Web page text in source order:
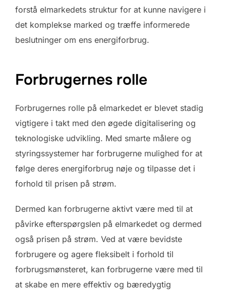
forstå elmarkedets struktur for at kunne navigere i
det komplekse marked og træffe informerede
beslutninger om ens energiforbrug.
Forbrugernes rolle
Forbrugernes rolle på elmarkedet er blevet stadig
vigtigere i takt med den øgede digitalisering og
teknologiske udvikling. Med smarte målere og
styringssystemer har forbrugerne mulighed for at
følge deres energiforbrug nøje og tilpasse det i
forhold til prisen på strøm.
Dermed kan forbrugerne aktivt være med til at
påvirke efterspørgslen på elmarkedet og dermed
også prisen på strøm. Ved at være bevidste
forbrugere og agere fleksibelt i forhold til
forbrugsmønsteret, kan forbrugerne være med til
at skabe en mere effektiv og bæredygtig